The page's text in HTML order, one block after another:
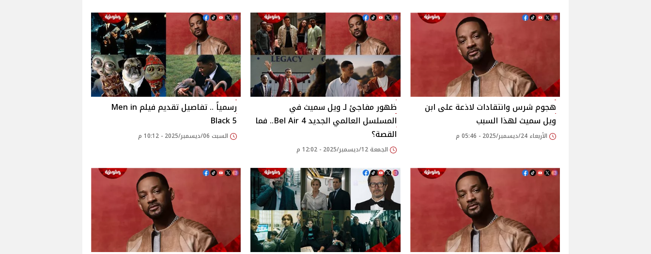
هجوم شرس وانتقادات لاذعة على ابن
ويل سميث لهذا السبب
الأربعاء 24/ديسمبر/2025 - 05:46 م
ظهور مفاجئ لـ ويل سميث في
المسلسل العالمي الجديد 4 Bel Air.. فما
القصة؟
الجمعة 12/ديسمبر/2025 - 12:02 م
رسمياً .. تفاصيل تقديم فيلم Men in
Black 5
السبت 06/ديسمبر/2025 - 10:12 م